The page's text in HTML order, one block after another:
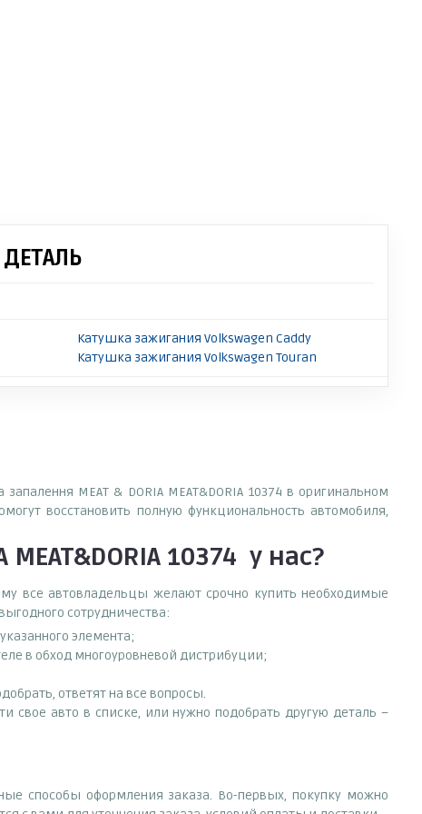
Катушка зажигания Volkswagen Caddy
Катушка зажигания Volkswagen Touran
MEAT & DORIA MEAT&DORIA 10374 в оригинальном
восстановить полную функциональность автомобиля,
10374 у нас?
все автовладельцы желают срочно купить необходимые
сотрудничества:
элемента;
в обход многоуровневой дистрибуции;
ответят на все вопросы.
свое авто в списке, или нужно подобрать другую деталь –
способы оформления заказа. Во-первых, покупку можно